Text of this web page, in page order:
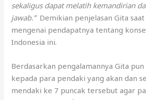
sekaligus dapat melatih kemandirian
jawab.” Demikian penjelasan Gita
mengenai pendapatnya tentang
Indonesia ini.
Berdasarkan pengalamannya Gita
kepada para pendaki yang akan dan
mendaki ke 7 puncak tersebut agar